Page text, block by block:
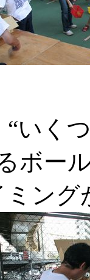
“いく
ボー
ミング